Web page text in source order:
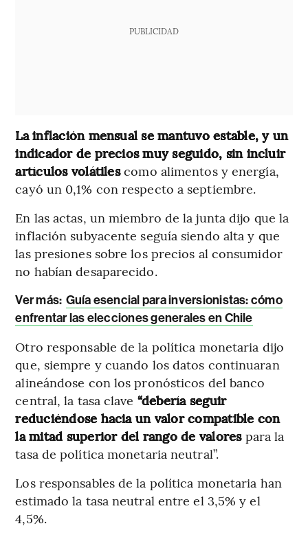
PUBLICIDAD
La inflación mensual se mantuvo estable, y un
indicador de precios muy seguido, sin incluir
artículos volátilescomo alimentos y energía,
cayó un 0,1% con respecto a septiembre.
En las actas, un miembro de la junta dijo que la
inflación subyacente seguía siendo alta y que
las presiones sobre los precios al consumidor
no habían desaparecido.
Ver más: Guía esencial para inversionistas: cómo
enfrentar las elecciones generales en Chile
Otro responsable de la política monetaria dijo
que, siempre y cuando los datos continuaran
alineándose con los pronósticos del banco
central, la tasa clave “debería seguir
reduciéndose hacia un valor compatible con
la mitad superior del rango de valores para la
tasa de política monetaria neutral”.
Los responsables de la política monetaria han
estimado la tasa neutral entre el 3,5% y el
4,5%.